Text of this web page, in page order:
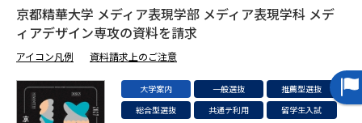
（高3生用）
（高2生用）
SELFBRAND特集ページ
オープンキャンパスなどを調べる
京都精華大学 メディア表現学部 メディア表現学科 メデ
ィアデザイン専攻の資料を請求
アイコン凡例 資料請求上のご注意
大学案内 一般選抜
推薦型選抜
総合型選抜
共通テ利用 留学生入試